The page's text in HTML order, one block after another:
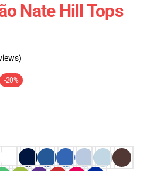
Nate Hill Tops
-20%